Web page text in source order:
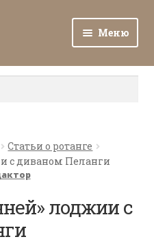
Меню
Статьи о ротанге
с диваном Пеланги
лоджии с